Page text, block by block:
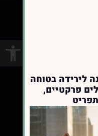
פתח
במשקל ומעבר
מטבולית
לירידה בטוחה
כלים פרקטיים,